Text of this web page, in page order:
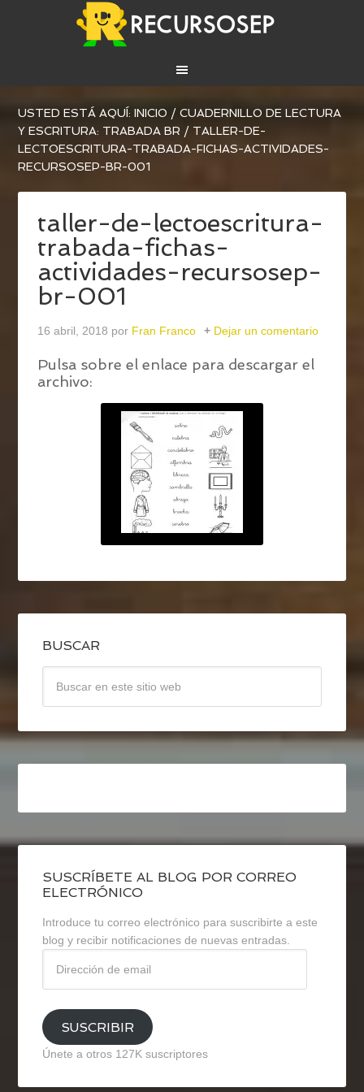
USTED ESTÁ AQUÍ:INICIO / CUADERNILLO DE LECTURA
Y ESCRITURA: TRABADA BR / TALLER-DE-
LECTOESCRITURA-TRABADA-FICHAS-ACTIVIDADES-
RECURSOSEP-BR-001
taller-de-lectoescritura-
trabada-fichas-
actividades-recursosep-
br-001
16 abril, 2018 por Fran Franco Dejar un comentario
Pulsa sobre el enlace para descargar el
archivo:
BUSCAR
SUSCRÍBETE AL BLOG POR CORREO
ELECTRÓNICO
Introduce tu correo electrónico para suscribirte a este
blog y recibir notificaciones de nuevas entradas.
email
SUSCRIBIR
Únete a otros 127K suscriptores